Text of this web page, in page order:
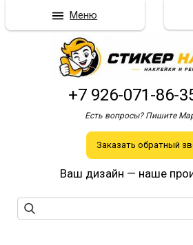
+7 926-071-86-
Есть вопросы? Пишите
Заказать обратный
Ваш дизайн — наше
Меню